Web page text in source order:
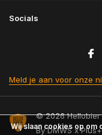
Socials
Meld je aan voor onze
© 2026 Hellobier
ByDMWSxPlus+
Wij slaan cookies op om